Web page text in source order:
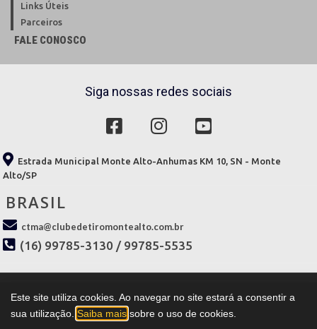
Links Úteis
Parceiros
FALE CONOSCO
Siga nossas redes sociais
Estrada Municipal Monte Alto-Anhumas KM 10, SN - Monte
Alto/SP
BRASIL
ctma@clubedetiromontealto.com.br
(16) 99785-3130 / 99785-5535
Todos os direitos reservados à CLUBEDETIROMONTEALTO.COM.BR© 2026
Este site utiliza cookies. Ao navegar no site estará a consentir a
sua utilização. Saiba mais sobre o uso de cookies.